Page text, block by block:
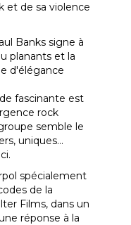
et de sa violence
Banks signe à
planants et la
d'élégance
fascinante est
rock
semble le
uniques...
spécialement
de la
Films, dans un
réponse à la